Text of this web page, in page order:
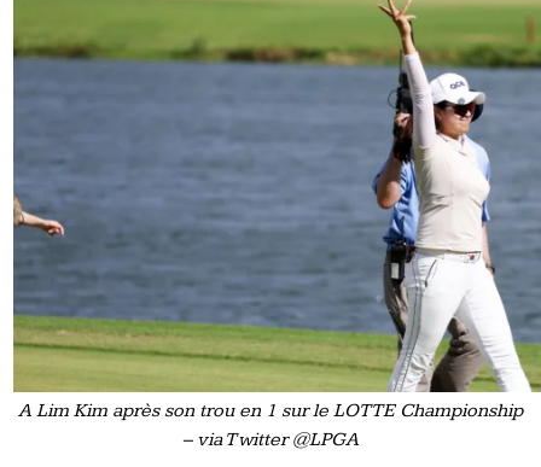
A Lim Kim après son trou en 1 sur le LOTTE Championship
– via Twitter @LPGA